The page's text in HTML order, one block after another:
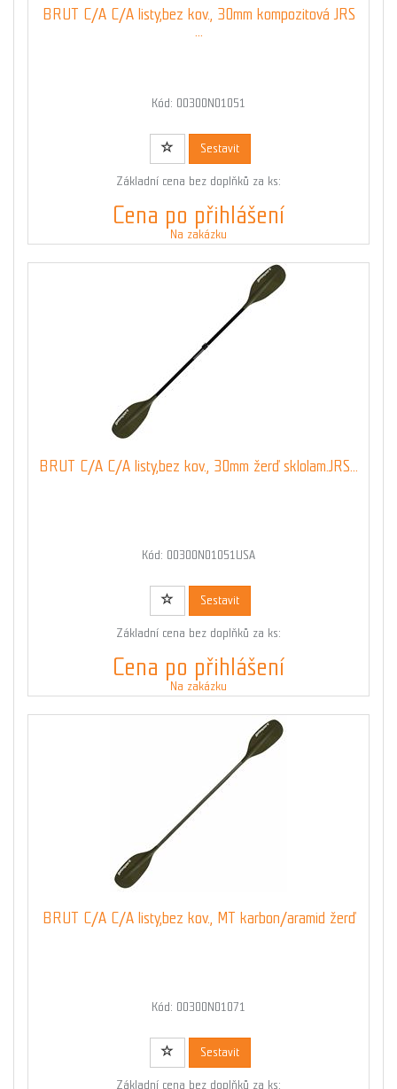
BRUT C/A C/A listy,bez kov., 30mm kompozitová JRS
Kód: 00300N01051
Sestavit
Základní cena bez doplňků za ks:
Cena po přihlášení
Na zakázku
BRUT C/A C/A listy,bez kov., 30mm žerď sklolam.JRS...
Kód: 00300N01051USA
Sestavit
Základní cena bez doplňků za ks:
Cena po přihlášení
Na zakázku
BRUT C/A C/A listy,bez kov., MT karbon/aramid žerď
Kód: 00300N01071
Sestavit
Základní cena bez doplňků za ks: